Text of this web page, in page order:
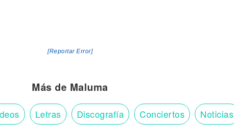
[Reportar Error]
Más de Maluma
Letras Discografía Conciertos Noticias